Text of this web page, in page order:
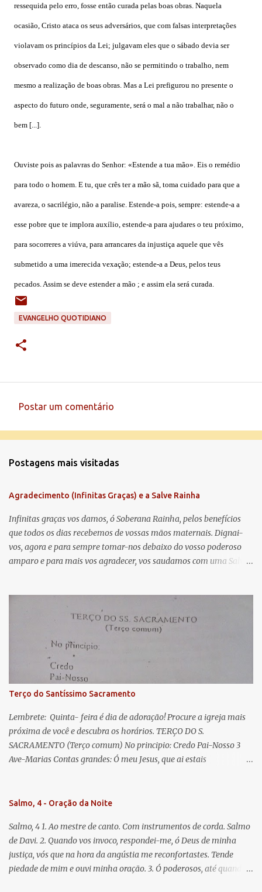
ressequida pelo erro, fosse então curada pelas boas obras. Naquela
ocasião, Cristo ataca os seus adversários, que com falsas interpretações
violavam os princípios da Lei; julgavam eles que o sábado devia ser
observado como dia de descanso, não se permitindo o trabalho, nem
mesmo a realização de boas obras. Mas a Lei prefigurou no presente o
aspecto do futuro onde, seguramente, será o mal a não trabalhar, não o
bem [...].
Ouviste pois as palavras do Senhor: «Estende a tua mão». Eis o remédio
para todo o homem. E tu, que crês ter a mão sã, toma cuidado para que a
avareza, o sacrilégio, não a paralise. Estende-a pois, sempre: estende-a a
esse pobre que te implora auxílio, estende-a para ajudares o teu próximo,
para socorreres a viúva, para arrancares da injustiça aquele que vês
submetido a uma imerecida vexação; estende-a a Deus, pelos teus
pecados. Assim se deve estender a mão ; e assim ela será curada.
EVANGELHO QUOTIDIANO
e
t
á
r
i
o
Postar um comentário
Postagens mais visitadas
Agradecimento (Infinitas Graças) e a Salve Rainha
Infinitas graças vos damos, ó Soberana Rainha, pelos benefícios
que todos os dias recebemos de vossas mãos maternais. Dignai-
vos, agora e para sempre tomar-nos debaixo do vosso poderoso
amparo e para mais vos agradecer, vos saudamos com uma Salve
lágrimas. Eia, pois, Advogada nossa, estes vossos olhos
misericordiosos a nós volvei, e depois deste desterro, mostrai-nos
Jesus. Bendito é o fruto do vosso ventre, ó clemente, ó piedosa, ó
doce e sempre Virgem Maria. Rogai por nós Santa Mãe de Deus.
Para que sejamos dignos das promessas de Cristo. Amém.
Terço do Santíssimo Sacramento
Lembrete: Quinta- feira é dia de adoração! Procure a igreja mais
próxima de você e descubra os horários. TERÇO DO S.
SACRAMENTO (Terço comum) No principio: Credo Pai-Nosso 3
Ave-Marias Contas grandes: Ó meu Jesus, que ai estais
Vós morra eu! Nas contas pequenas: Sacramento de Amor!
que nos salva, dá-nos Vossa força, Vosso perdão e a Vossa
misericórdia. (no fim) Rezar 3 vezes: Louvores e graças se deem a
cada momento ao Santíssimo e Diviníssimo Sacramento.
Salmo, 4 - Oração da Noite
Salmo, 4 1. Ao mestre de canto. Com instrumentos de corda. Salmo
de Davi. 2. Quando vos invoco, respondei-me, ó Deus de minha
justiça, vós que na hora da angústia me reconfortastes. Tende
piedade de mim e ouvi minha oração. 3. Ó poderosos, até quando